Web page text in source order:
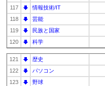
117
情報技術/IT
118
芸能
119
民族と国家
120
科学
121 歴史
122
パソコン
123
野球